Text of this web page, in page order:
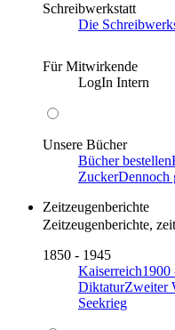
Schreibwerkstatt
Die
Für Mitwirkende
LogIn Intern
Unsere Bücher
Bücher bestellen
Zucker
Zeitzeugenberichte
Zeitzeugenberichte,
1850 - 1945
Kaiserreich1900
DiktaturZweiter
Seekrieg